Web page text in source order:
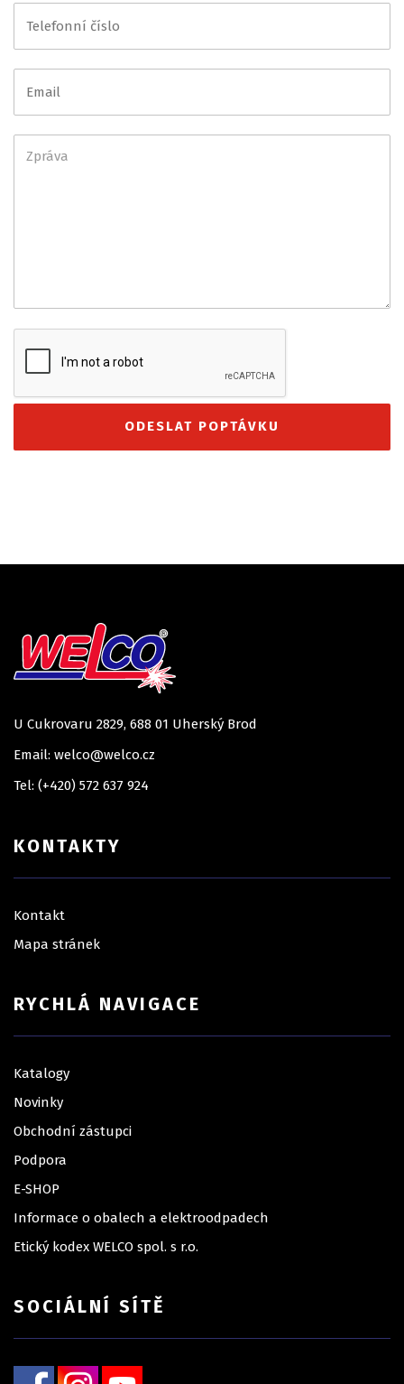
U Cukrovaru 2829, 688 01 Uherský Brod
Email: welco@welco.cz
Tel: (+420) 572 637 924
KONTAKTY
Kontakt
Mapa stránek
RYCHLÁ NAVIGACE
Katalogy
Novinky
Obchodní zástupci
Podpora
E-SHOP
Informace o obalech a elektroodpadech
Etický kodex WELCO spol. s r.o.
SOCIÁLNÍ SÍTĚ